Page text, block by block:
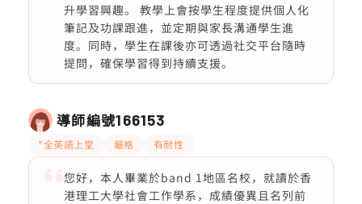
升學習興趣。 教學上會按學生程度提供個人化
筆記及功課跟進，並定期與家長溝通學生進
度。同時，學生在課後亦可透過社交平台隨時
提問，確保學習得到持續支援。
導師編號166153
*全英語上堂 嚴格 有耐性
您好，本人畢業於band 1地區名校，就讀於香
港理工大學社會工作學系，成績優異且名列前